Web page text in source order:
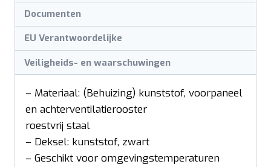
Documenten
EU Verantwoordelijke
Veiligheids- en waarschuwingen
– Materiaal: (Behuizing) kunststof, voorpaneel
en achterventilatierooster
roestvrij staal
– Deksel: kunststof, zwart
– Geschikt voor omgevingstemperaturen